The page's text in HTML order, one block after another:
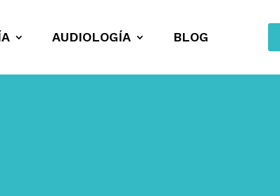
AUDIOLOGÍA BLOG